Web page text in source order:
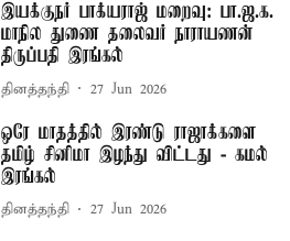
இயக்குநர் பாக்யராஜ் மறைவு: பா.ஜ.க.
மாநில துணை தலைவர் நாராயணன்
திருப்பதி இரங்கல்
தினத்தந்தி 27 Jun 2026
ஒரே மாதத்தில் இரண்டு ராஜாக்களை
தமிழ் சினிமா இழந்து விட்டது - கமல்
இரங்கல்
தினத்தந்தி 27 Jun 2026